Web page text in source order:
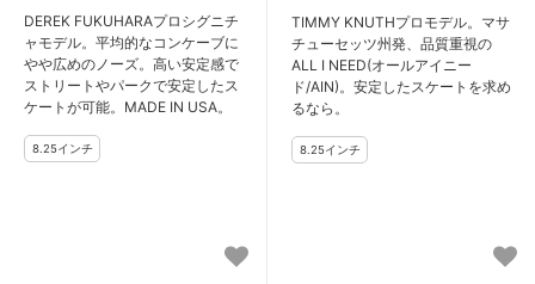
DEREK FUKUHARAプロシグニチ
ャモデル。平均的なコンケーブに
やや広めのノーズ。高い安定感で
ストリートやパークで安定したス
ケートが可能。MADE IN USA。
TIMMY KNUTHプロモデル。マサ
チューセッツ州発、品質重視の
ALL I NEED(オールアイニー
ド/AIN)。安定したスケートを求め
るなら。